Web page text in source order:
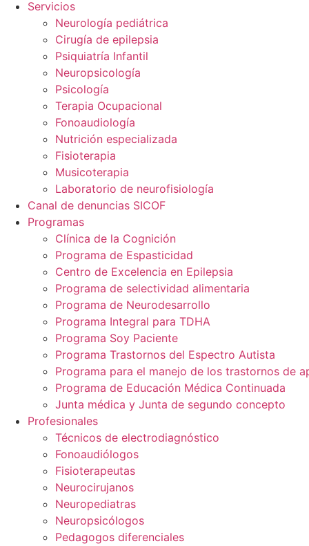
Servicios
Neurología pediátrica
Cirugía de epilepsia
Psiquiatría Infantil
Neuropsicología
Psicología
Terapia Ocupacional
Fonoaudiología
Nutrición especializada
Fisioterapia
Musicoterapia
Laboratorio de neurofisiología
Canal de denuncias SICOF
Programas
Clínica de la Cognición
Programa de Espasticidad
Centro de Excelencia en Epilepsia
Programa de selectividad alimentaria
Programa de Neurodesarrollo
Programa Integral para TDHA
Programa Soy Paciente
Programa Trastornos del Espectro Autista
Programa para el manejo de los trastornos de
Programa de Educación Médica Continuada
Junta médica y Junta de segundo concepto
Profesionales
Técnicos de electrodiagnóstico
Fonoaudiólogos
Fisioterapeutas
Neurocirujanos
Neuropediatras
Neuropsicólogos
Pedagogos diferenciales